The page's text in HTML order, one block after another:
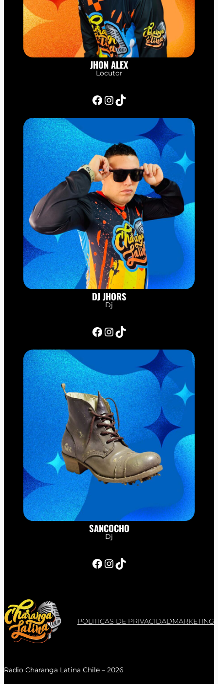
JHON ALEX
Locutor
Facebook InstagramTikTok
DJ JHORS
Dj
Facebook InstagramTikTok
SANCOCHO
Dj
Facebook InstagramTikTok
POLITICAS DE PRIVACIDADMARKETING
Radio Charanga Latina Chile – 2026